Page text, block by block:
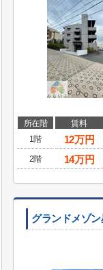
所在階 賃料
1階
12万円
2階
14万円
グランドメゾ